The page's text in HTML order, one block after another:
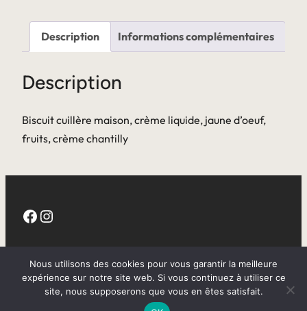
Description Informations complémentaires
Description
Biscuit cuillère maison, crème liquide, jaune d’oeuf,
fruits, crème chantilly
Facebook Instagram
CGV
Nous utilisons des cookies pour vous garantir la meilleure
expérience sur notre site web. Si vous continuez à utiliser ce
site, nous supposerons que vous en êtes satisfait.